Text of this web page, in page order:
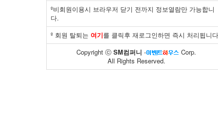
º비회원이용시 브라우저 닫기 전까지 정보열람만 가능합니
다.
º 회원 탈퇴는 여기를 클릭후 재로그인하면 즉시 처리됩니
Copyright ⓒ SM컴퍼니 -
Corp.
All Rights Reserved.